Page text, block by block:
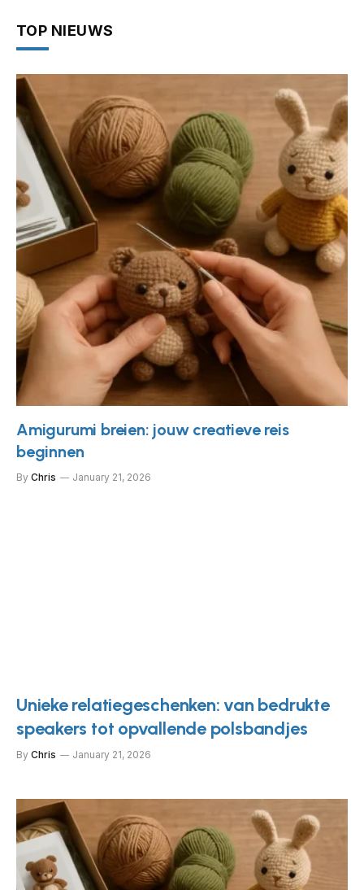
TOP NIEUWS
Amigurumi breien: jouw creatieve reis
beginnen
By Chris January 21, 2026
Unieke relatiegeschenken: van bedrukte
speakers tot opvallende polsbandjes
By Chris January 21, 2026